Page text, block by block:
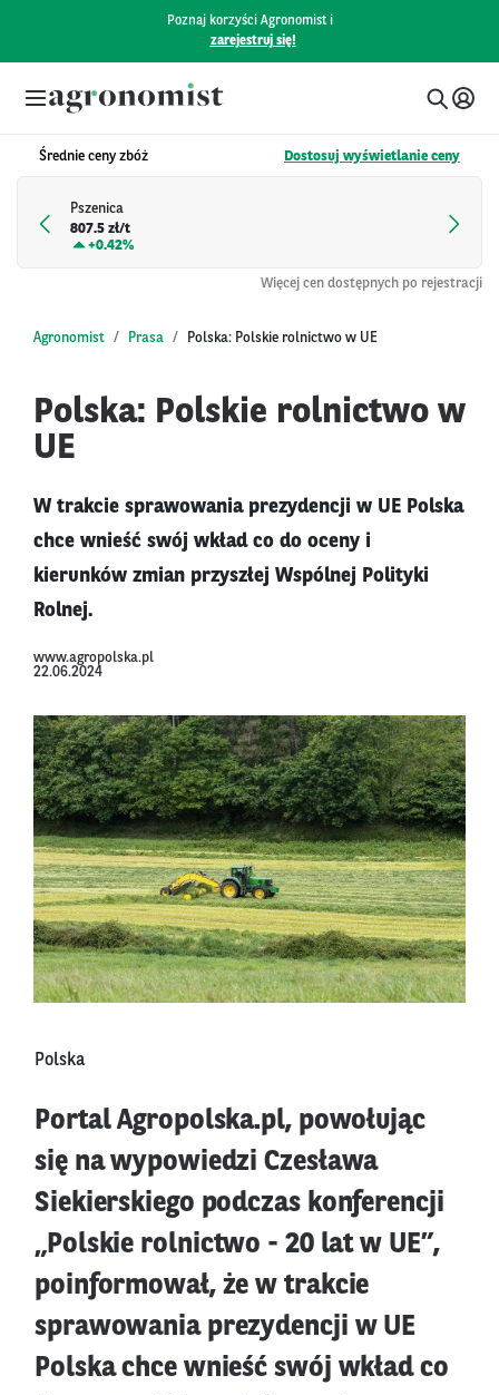
Poznaj korzyści Agronomist i
zarejestruj się!
Średnie ceny zbóż Dostosuj wyświetlanie ceny
Pszenica
807.5 zł/t
+0.42%
Więcej cen dostępnych po rejestracji
Agronomist Prasa Polska: Polskie rolnictwo w UE
Polska: Polskie rolnictwo w
UE
W trakcie sprawowania prezydencji w UE Polska
chce wnieść swój wkład co do oceny i
kierunków zmian przyszłej Wspólnej Polityki
Rolnej.
www.agropolska.pl
22.06.2024
Polska
Portal Agropolska.pl, powołując
się na wypowiedzi Czesława
Siekierskiego podczas konferencji
„Polskie rolnictwo - 20 lat w UE”,
poinformował, że w trakcie
sprawowania prezydencji w UE
Polska chce wnieść swój wkład co